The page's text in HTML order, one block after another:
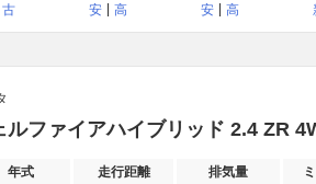
古
安
高
安
高
ルファイアハイブリッド 2.4 ZR
年式 走行距離 排気量